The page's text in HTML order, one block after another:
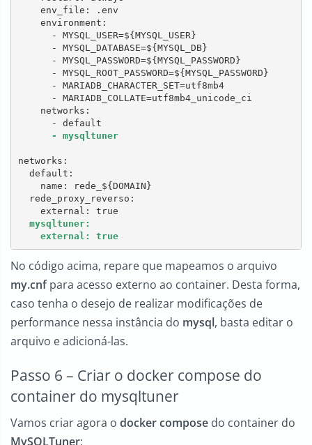
    env_file: .env
    environment:
      - MYSQL_USER=${MYSQL_USER}
      - MYSQL_DATABASE=${MYSQL_DB}
      - MYSQL_PASSWORD=${MYSQL_PASSWORD}
      - MYSQL_ROOT_PASSWORD=${MYSQL_PASSWORD}
      - MARIADB_CHARACTER_SET=utf8mb4
      - MARIADB_COLLATE=utf8mb4_unicode_ci
    networks:
      - mysqltuner
networks:
  default:
    name: rede_${DOMAIN}
  rede_proxy_reverso:
  mysqltuner:
    external: true
No código acima, repare que mapeamos o arquivo
my.cnfpara acesso externo ao container. Desta forma,
caso tenha o desejo de realizar modificações de
performance nessa instância do mysql, basta editar o
arquivo e adicioná-las.
Passo 6 – Criar o docker compose do
container do mysqltuner
Vamos criar agora o docker compose do container do
MySQLTuner: